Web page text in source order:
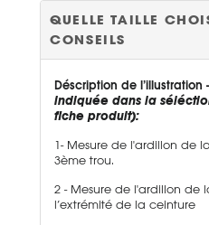
QUELLE TAILLE
CONSEILS
Déscription de l’illustration
indiquée dans la
fiche produit):
1- Mesure de l'ardillon de
3ème trou.
2 - Mesure de l'ardillon de
l’extrémité de la ceinture